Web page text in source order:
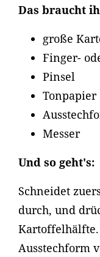
Das braucht
große
Finger-
Pinsel
Tonpapier
Messer
Und so geht's:
Schneidet
durch, und
Kartoffelhälfte.
Ausstechform